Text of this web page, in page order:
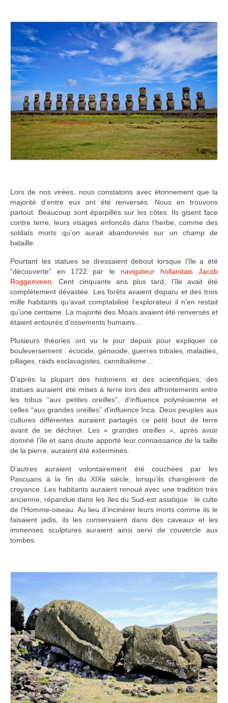
Lors de nos virées, nous constatons avec étonnement que la
majorité d’entre eux ont été renversés. Nous en trouvons
partout. Beaucoup sont éparpillés sur les côtes. Ils gisent face
contre terre, leurs visages enfoncés dans l’herbe, comme des
soldats morts qu’on aurait abandonnés sur un champ de
bataille.
Pourtant les statues se dressaient debout lorsque l’île a été
“découverte” en 1722 par le navigateur hollandais Jacob
Roggenveen . Cent cinquante ans plus tard, l’île avait été
complètement dévastée. Les forêts avaient disparu et des trois
mille habitants qu’avait comptabilisé l’explorateur il n’en restait
qu’une centaine. La majorité des Moaïs avaient été renversés et
étaient entourés d’ossements humains…
Plusieurs théories ont vu le jour depuis pour expliquer ce
bouleversement : écocide, génocide, guerres tribales, maladies,
pillages, raids esclavagistes, cannibalisme…
D’après la plupart des historiens et des scientifiques, des
statues auraient été mises à terre lors des affrontements entre
les tribus “aux petites oreilles”, d’influence polynésienne et
celles “aux grandes oreilles” d’influence Inca. Deux peuples aux
cultures différentes auraient partagés ce petit bout de terre
avant de se déchirer. Les « grandes oreilles », après avoir
dominé l’île et sans doute apporté leur connaissance de la taille
de la pierre, auraient été exterminés.
D’autres auraient volontairement été couchées par les
Pascuans à la fin du XIXe siècle, lorsqu’ils changèrent de
croyance. Les habitants auraient renoué avec une tradition très
ancienne, répandue dans les îles du Sud-est asiatique : le culte
de l’Homme-oiseau. Au lieu d’incinérer leurs morts comme ils le
faisaient jadis, ils les conservaient dans des caveaux et les
immenses sculptures auraient ainsi servi de couvercle aux
tombes.